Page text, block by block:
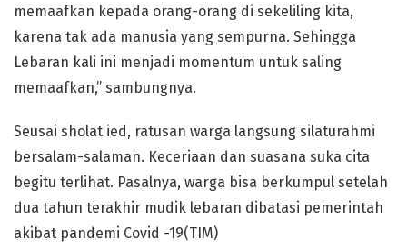
memaafkan kepada orang-orang di sekeliling kita,
karena tak ada manusia yang sempurna. Sehingga
Lebaran kali ini menjadi momentum untuk saling
memaafkan,” sambungnya.
Seusai sholat ied, ratusan warga langsung silaturahmi
bersalam-salaman. Keceriaan dan suasana suka cita
begitu terlihat. Pasalnya, warga bisa berkumpul setelah
dua tahun terakhir mudik lebaran dibatasi pemerintah
akibat pandemi Covid -19(TIM)